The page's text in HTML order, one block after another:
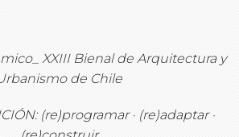
XXIII Bienal de Arquitectura y
de Chile
(re)programar · (re)adaptar ·